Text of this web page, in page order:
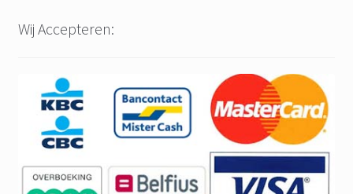
Wij Accepteren: